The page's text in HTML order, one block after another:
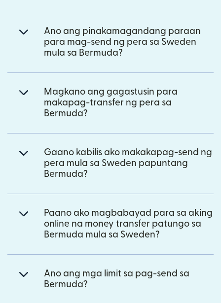
Ano ang pinakamagandang paraan
para mag-send ng pera sa Sweden
mula sa Bermuda?
Magkano ang gagastusin para
makapag-transfer ng pera sa
Bermuda?
Gaano kabilis ako makakapag-send ng
pera mula sa Sweden papuntang
Bermuda?
Paano ako magbabayad para sa aking
online na money transfer patungo sa
Bermuda mula sa Sweden?
Ano ang mga limit sa pag-send sa
Bermuda?